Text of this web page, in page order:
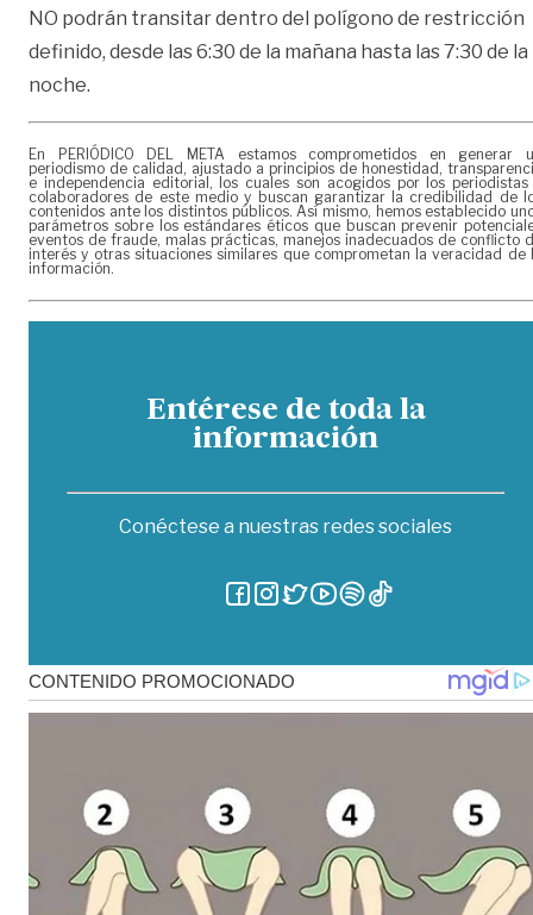
NO podrán transitar dentro del polígono de restricción
definido, desde las 6:30 de la mañana hasta las 7:30 de la
noche.
En PERIÓDICO DEL META estamos comprometidos en generar
periodismo de calidad, ajustado a principios de honestidad,
e independencia editorial, los cuales son acogidos por los periodistas
colaboradores de este medio y buscan garantizar la credibilidad de
contenidos ante los distintos públicos. Así mismo, hemos establecido
parámetros sobre los estándares éticos que buscan prevenir
eventos de fraude, malas prácticas, manejos inadecuados de conflicto
interés y otras situaciones similares que comprometan la veracidad de
información.
Entérese de toda la
información
Conéctese a nuestras redes sociales